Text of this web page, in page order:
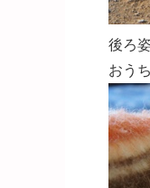
後ろ
おう